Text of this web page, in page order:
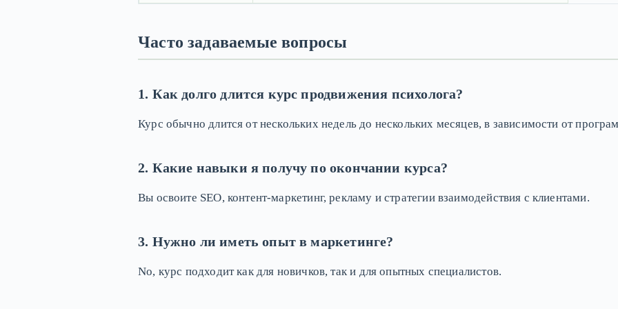
Часто задаваемые вопросы
1. Как долго длится курс продвижения психолога?
Курс обычно длится от нескольких недель до нескольких месяцев, в зависимости от
2. Какие навыки я получу по окончании курса?
Вы освоите SEO, контент-маркетинг, рекламу и стратегии взаимодействия с клиентами.
3. Нужно ли иметь опыт в маркетинге?
No, курс подходит как для новичков, так и для опытных специалистов.